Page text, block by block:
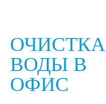
ОЧИСТКА
ВОДЫ В
ОФИС